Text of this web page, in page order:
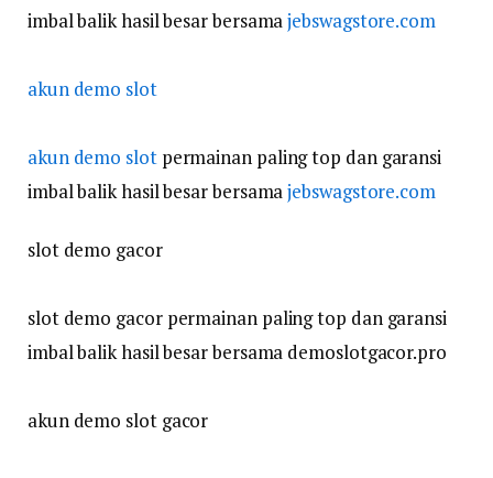
imbal balik hasil besar bersamajebswagstore.com
akun demo slot
akun demo slotpermainan paling top dan garansi
imbal balik hasil besar bersamajebswagstore.com
slot demo gacor
slot demo gacor permainan paling top dan garansi
imbal balik hasil besar bersama demoslotgacor.pro
akun demo slot gacor